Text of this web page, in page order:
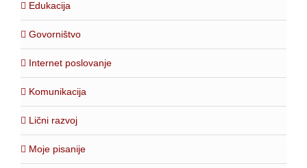
Edukacija
Govorništvo
Internet poslovanje
Komunikacija
Lični razvoj
Moje pisanije